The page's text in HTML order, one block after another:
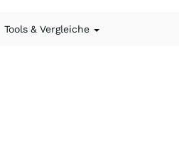
Tools & Vergleiche